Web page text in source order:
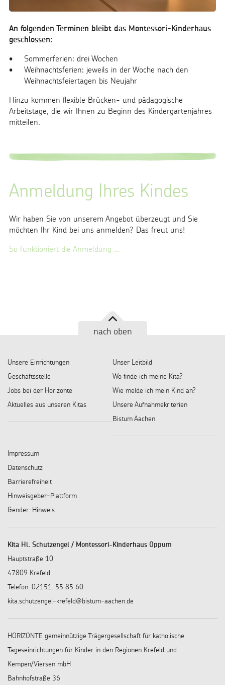
An folgenden Terminen bleibt das Montessori-Kinderhaus
geschlossen:
Sommerferien: drei Wochen
Weihnachtsferien: jeweils in der Woche nach den
Weihnachtsfeiertagen bis Neujahr
Hinzu kommen flexible Brücken- und pädagogische
Arbeitstage, die wir Ihnen zu Beginn des Kindergartenjahres
mitteilen.
Anmeldung Ihres Kindes
Wir haben Sie von unserem Angebot überzeugt und Sie
möchten Ihr Kind bei uns anmelden? Das freut uns!
So funktioniert die Anmeldung …
nach oben
Unsere Einrichtungen
Geschäftsstelle
Jobs bei der Horizonte
Aktuelles aus unseren Kitas
Unser Leitbild
Wo finde ich meine Kita?
Wie melde ich mein Kind an?
Unsere Aufnahmekriterien
Bistum Aachen
Impressum
Datenschutz
Barrierefreiheit
Hinweisgeber-Plattform
Gender-Hinweis
Kita Hl. Schutzengel / Montessori-Kinderhaus Oppum
Hauptstraße 10
47809 Krefeld
Telefon: 02151. 55 85 60
kita.schutzengel-krefeld@bistum-aachen.de
HORIZONTE gemeinnützige Trägergesellschaft für katholische
Tageseinrichtungen für Kinder in den Regionen Krefeld und
Kempen/Viersen mbH
Bahnhofstraße 36